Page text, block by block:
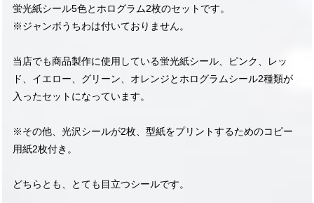
蛍光紙シール5色とホログラム2枚のセットです。
※ジャンボうちわは付いておりません。
当店でも商品製作に使用している蛍光紙シール、ピンク、レッ
ド、イエロー、グリーン、オレンジとホログラムシール2種類が
入ったセットになっています。
※その他、光沢シールが2枚、型紙をプリントするためのコピー
用紙2枚付き。
どちらとも、とても目立つシールです。